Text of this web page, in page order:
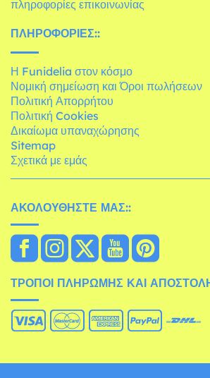
πληροφορίες επικοινωνίας
ΠΛΗΡΟΦΟΡΊΕΣ::
Η Funidelia στον κόσμο
Νομική σημείωση και Όροι πωλήσεων
Πολιτική Απορρήτου
Πολιτική Cookies
Δικαίωμα υπαναχώρησης
Sitemap
Σχετικά με εμάς
ΑΚΟΛΟΥΘΉΣΤΕ ΜΑΣ::
ΤΡΌΠΟΙ ΠΛΗΡΩΜΉΣ ΚΑΙ